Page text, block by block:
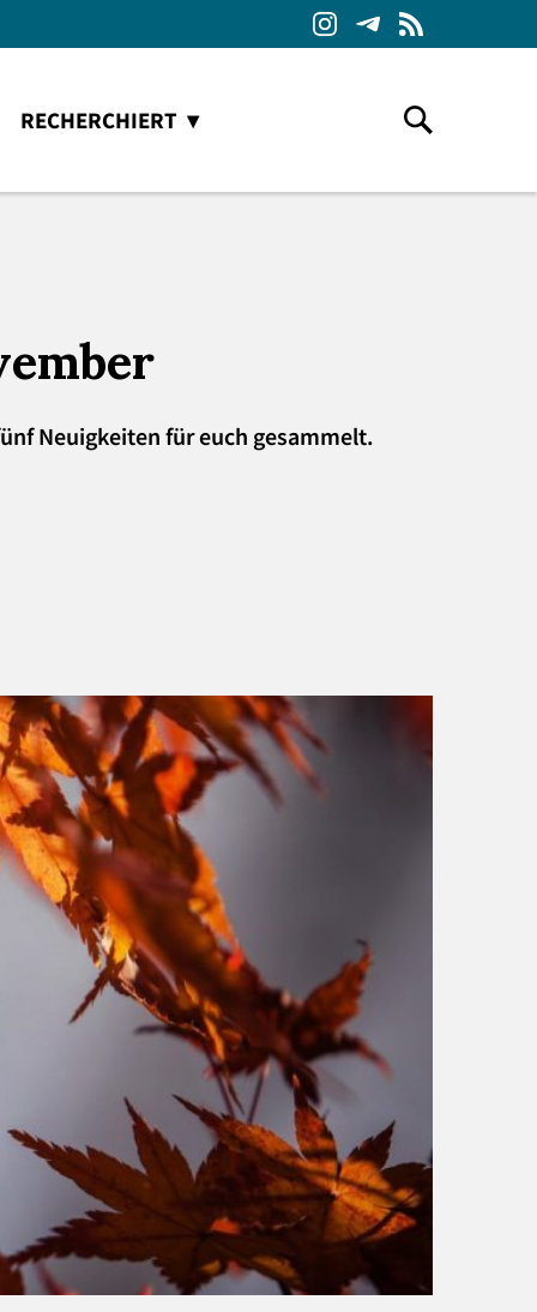
RECHERCHIERT
Neuigkeiten für euch gesammelt.